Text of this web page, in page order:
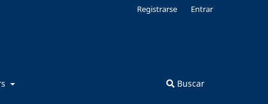
Buscar
Registrarse Entrar